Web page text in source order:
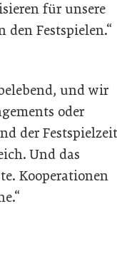
für unsere
Festspielen.“
und wir
oder
der Festspielzeit
Und das
Kooperationen